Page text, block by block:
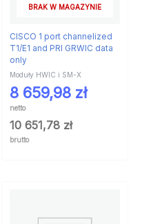
BRAK W MAGAZYNIE
CISCO 1 port channelized
T1/E1 and PRI GRWIC data
only
Moduły HWIC i SM-X
8 659,98 zł
netto
10 651,78 zł
brutto